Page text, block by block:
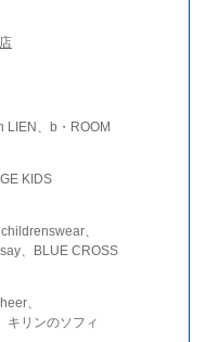
LIEN、b・ROOM
KIDS
、
、BLUE CROSS
、
キリンのソフィ